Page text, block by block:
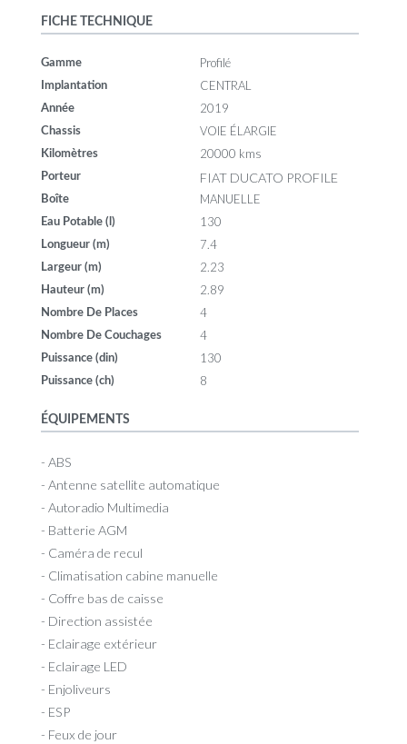
FICHE TECHNIQUE
Gamme Profilé
Implantation CENTRAL
Année 2019
Chassis VOIE ÉLARGIE
Kilomètres 20000 kms
Porteur FIAT DUCATO PROFILE
Boîte MANUELLE
Eau Potable (l) 130
Longueur (m) 7.4
Largeur (m) 2.23
Hauteur (m) 2.89
Nombre De Places 4
Nombre De Couchages 4
Puissance (din) 130
Puissance (ch) 8
ÉQUIPEMENTS
- ABS
- Antenne satellite automatique
- Autoradio Multimedia
- Batterie AGM
- Caméra de recul
- Climatisation cabine manuelle
- Coffre bas de caisse
- Direction assistée
- Eclairage extérieur
- Eclairage LED
- Enjoliveurs
- ESP
- Feux de jour